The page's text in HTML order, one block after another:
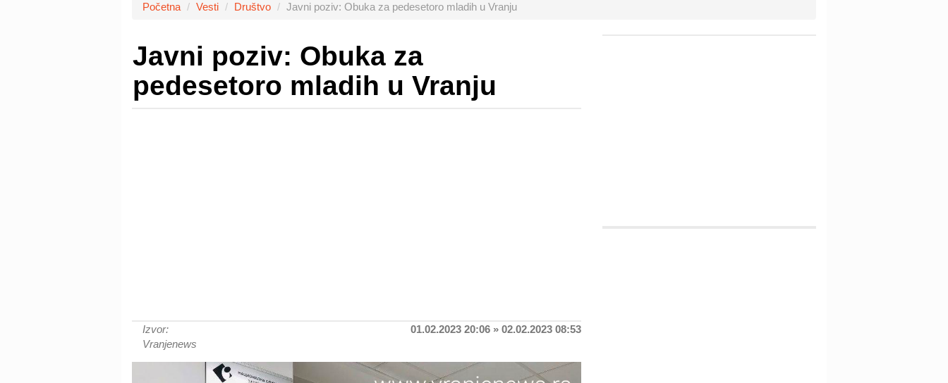
Početna Vesti Društvo Javni poziv: Obuka za pedesetoro mladih u Vranju
Javni poziv: Obuka za
pedesetoro mladih u Vranju
Izvor:
Vranjenews
01.02.2023 20:06 » 02.02.2023 08:53